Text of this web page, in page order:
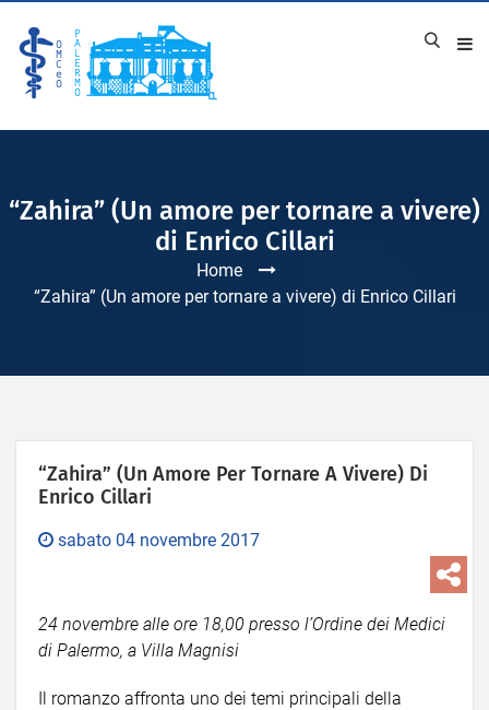
“Zahira” (Un amore per tornare a vivere)
di Enrico Cillari
Home
“Zahira” (Un amore per tornare a vivere) di Enrico Cillari
“Zahira” (Un Amore Per Tornare A Vivere) Di
Enrico Cillari
sabato 04 novembre 2017
24 novembre alle ore 18,00 presso l’Ordine dei Medici
di Palermo, a Villa Magnisi
Il romanzo affronta uno dei temi principali della